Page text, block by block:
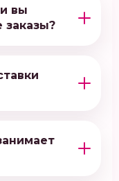
вы
заказы?